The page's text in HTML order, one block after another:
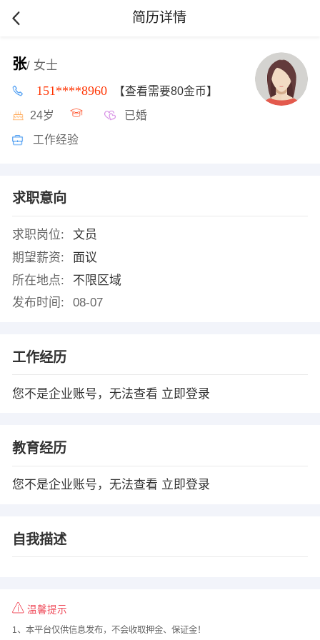
简历详情
张/ 女士
151****8960 【查看需要80金币】
24岁 已婚
工作经验
求职意向
求职岗位:
文员
期望薪资:
面议
所在地点:
不限区域
发布时间:
08-07
工作经历
您不是企业账号，无法查看 立即登录
教育经历
您不是企业账号，无法查看 立即登录
自我描述
温馨提示
1、本平台仅供信息发布，不会收取押金、保证金！